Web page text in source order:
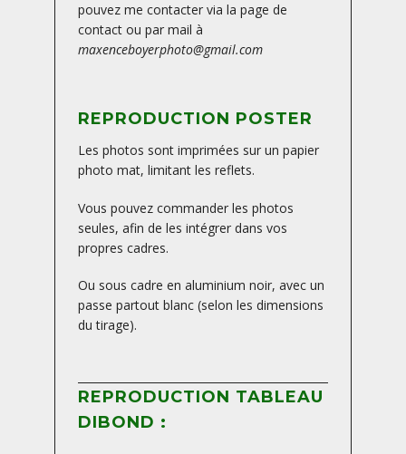
pouvez me contacter via la page de
contact ou par mail à
maxenceboyerphoto@gmail.com
REPRODUCTION POSTER
Les photos sont imprimées sur un papier
photo mat, limitant les reflets.
Vous pouvez commander les photos
seules, afin de les intégrer dans vos
propres cadres.
Ou sous cadre en aluminium noir, avec un
passe partout blanc (selon les dimensions
du tirage).
REPRODUCTION TABLEAU
DIBOND :